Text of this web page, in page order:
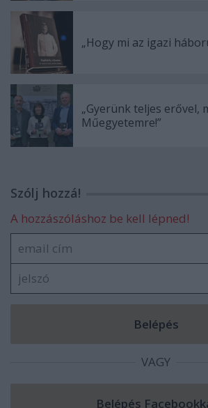
„Hogy mi az igazi
„Gyerünk teljes erővel,
Műegyetemre!”
Szólj hozzá!
A hozzászóláshoz be kell lépned!
VAGY